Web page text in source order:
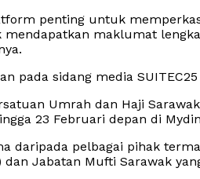
penting untuk
maklumat
pada sidang media
Umrah dan Haji
23 Februari depan di
daripada pelbagai pihak
dan Jabatan Mufti Sarawak